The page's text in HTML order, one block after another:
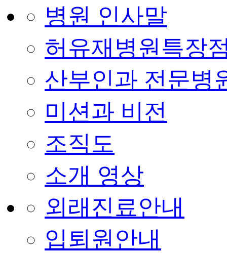
병원 인사말
허유재병원특장
산부인과 전문병
미션과 비전
조직도
소개 영상
외래진료안내
입퇴원안내